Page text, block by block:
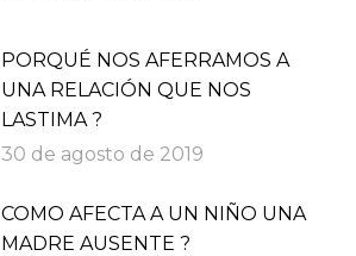
PORQUÉ NOS AFERRAMOS A
UNA RELACIÓN QUE NOS
LASTIMA ?
30 de agosto de 2019
COMO AFECTA A UN NIÑO UNA
MADRE AUSENTE ?